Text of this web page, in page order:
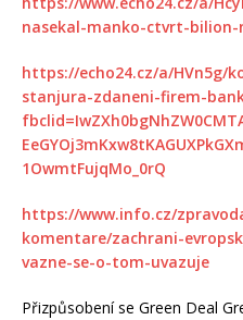
nasekal-manko-ctvrt-
https://echo24.cz/a/
stanjura-zdaneni-firem-
1OwmtFujqMo_0rQ
https://www.info.cz/
komentare/zachrani-
vazne-se-o-tom-uvazuje
Přizpůsobení se Green Deal